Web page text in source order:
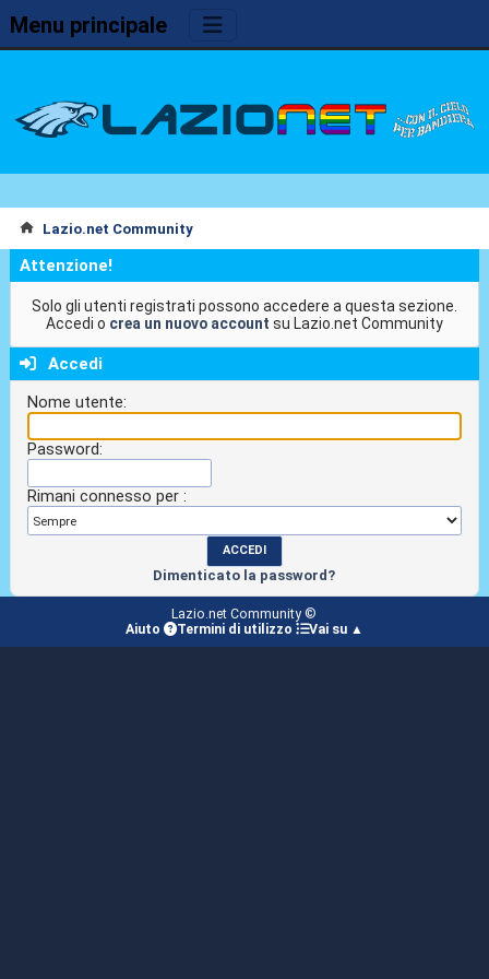
Menu principale
Lazio.net Community
Attenzione!
Solo gli utenti registrati possono accedere a questa sezione.
Accedi o crea un nuovo account su Lazio.net Community
Accedi
Nome utente:
Password:
Rimani connesso per :
Dimenticato la password?
Lazio.net Community ©
Aiuto
Termini di utilizzo Vai su ▲